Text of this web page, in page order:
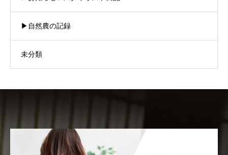
▶︎自然農の記録
未分類